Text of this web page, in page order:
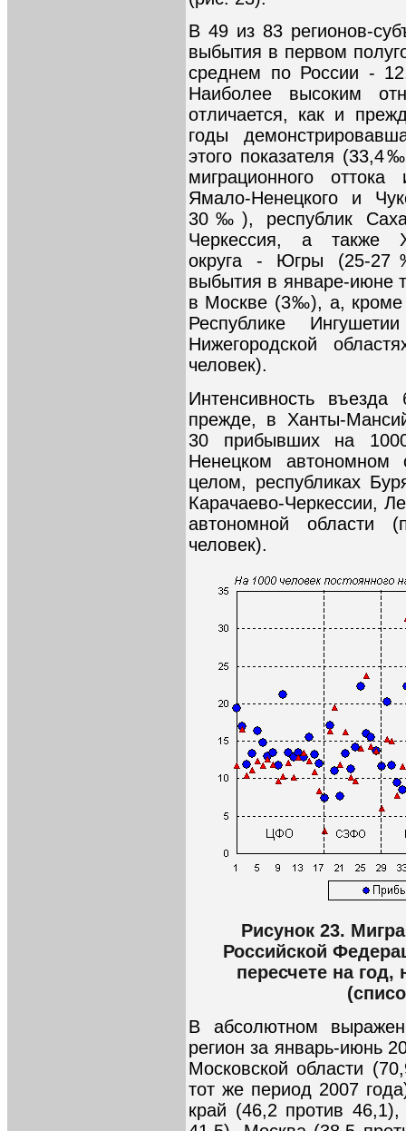
В 49 из 83 регионов-
выбытия в первом
среднем по России -
Наиболее высоким
отличается, как и
годы
этого показателя
миграционного
Ямало-Ненецкого и
30‰), республик Саха
Черкессия, а также
округа - Югры (25-
выбытия в январе-июне
в Москве (3‰), а, кроме
Республике
Нижегородской
человек).
Интенсивность
прежде, в Ханты-
30 прибывших на
Ненецком автономном
целом, республиках
Карачаево-Черкессии,
автономной
человек).
Рисунок 23.
Российской
пересчете на год,
В абсолютном
регион за январь-июнь
Московской области
тот же период 2007
край (46,2 против